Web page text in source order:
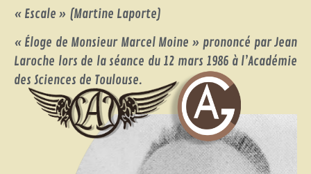
« Escale » (Martine Laporte)
« Éloge de Monsieur Marcel Moine » prononcé par Jean
Laroche lors de la séance du 12 mars 1986 à l’Académie
des Sciences de Toulouse.